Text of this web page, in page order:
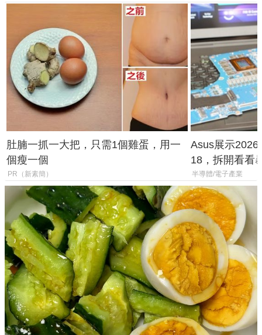
肚腩一抓一大把，只需1個雞蛋，用一
個瘦一個
PR（新素簡）
Asus展示2026
18，拆開看看
半導體/電子產業